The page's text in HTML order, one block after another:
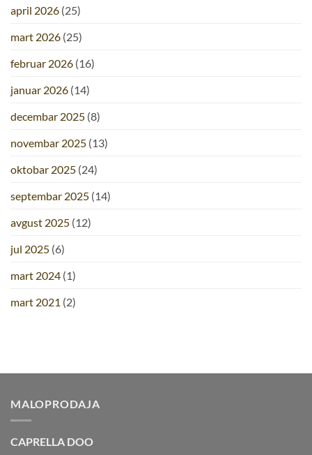
april 2026 (25)
mart 2026 (25)
februar 2026 (16)
januar 2026 (14)
decembar 2025 (8)
novembar 2025 (13)
oktobar 2025 (24)
septembar 2025 (14)
avgust 2025 (12)
jul 2025 (6)
mart 2024 (1)
mart 2021 (2)
MALOPRODAJA
CAPRELLA DOO